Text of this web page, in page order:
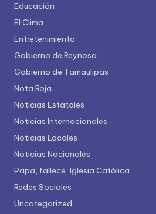
Educación
El Clima
Entretenimiento
Gobierno de Reynosa
Gobierno de Tamaulipas
Nota Roja
Noticias Estatales
Noticias Internacionales
Noticias Locales
Noticias Nacionales
Papa, fallece, Iglesia Católica
Redes Sociales
Uncategorized